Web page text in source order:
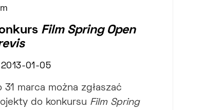
Film Spring Open
2013-01-05
31 marca można zgłaszać
do konkursu Film Spring